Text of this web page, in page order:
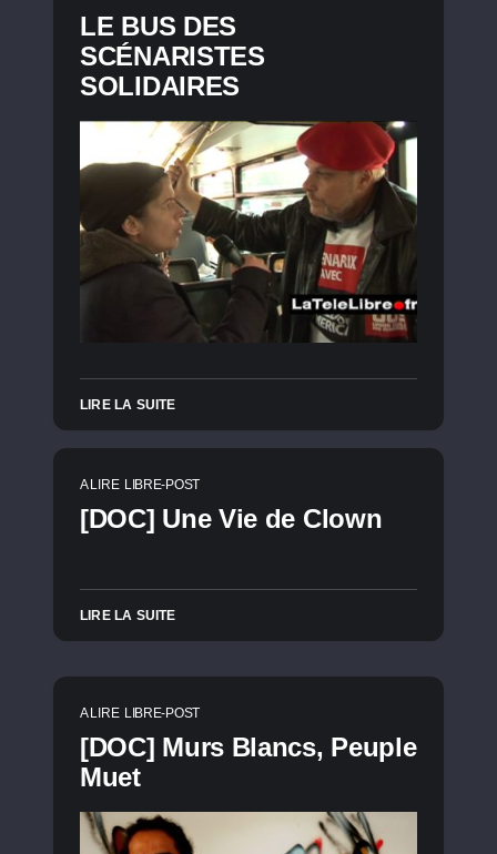
LE BUS DES
SCÉNARISTES
SOLIDAIRES
LIRE LA SUITE
A LIRE LIBRE-POST
[DOC] Une Vie de Clown
LIRE LA SUITE
A LIRE LIBRE-POST
[DOC] Murs Blancs, Peuple
Muet